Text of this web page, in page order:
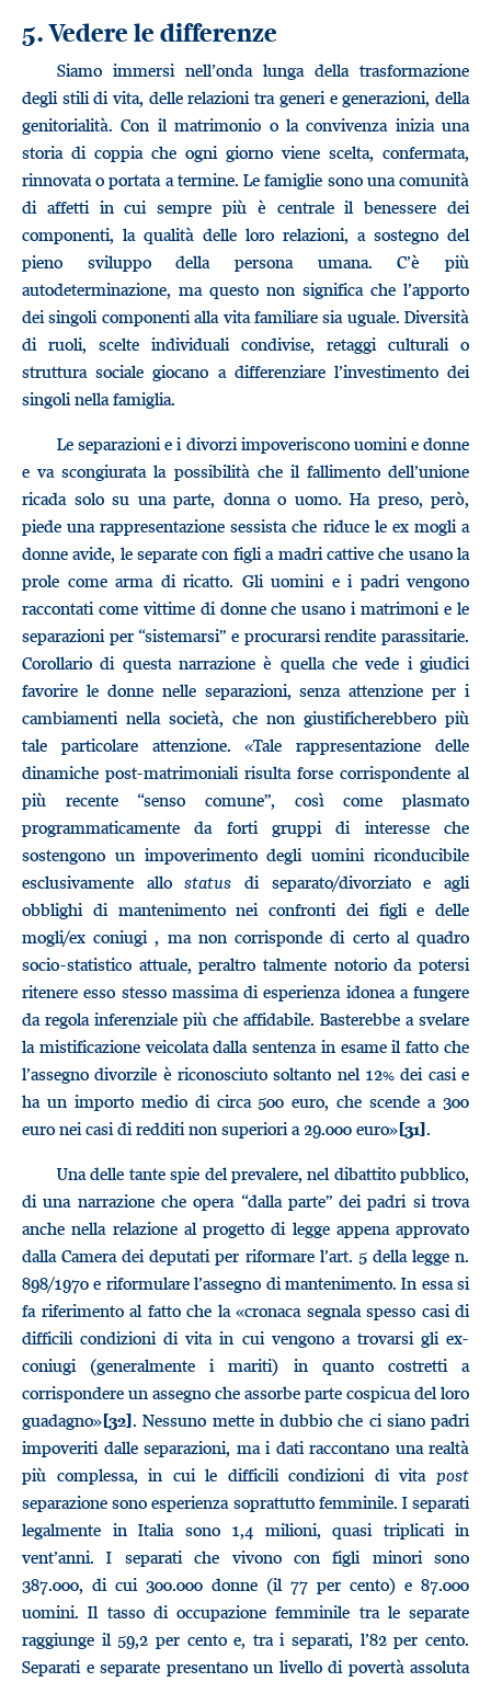
5. Vedere le differenze
Siamo immersi nell’onda lunga della trasformazione
degli stili di vita, delle relazioni tra generi e generazioni, della
genitorialità. Con il matrimonio o la convivenza inizia una
storia di coppia che ogni giorno viene scelta, confermata,
rinnovata o portata a termine. Le famiglie sono una comunità
di affetti in cui sempre più è centrale il benessere dei
componenti, la qualità delle loro relazioni, a sostegno del
pieno sviluppo della persona umana. C’è più
autodeterminazione, ma questo non significa che l’apporto
dei singoli componenti alla vita familiare sia uguale. Diversità
di ruoli, scelte individuali condivise, retaggi culturali o
struttura sociale giocano a differenziare l’investimento dei
singoli nella famiglia.
Le separazioni e i divorzi impoveriscono uomini e donne
e va scongiurata la possibilità che il fallimento dell’unione
ricada solo su una parte, donna o uomo. Ha preso, però,
piede una rappresentazione sessista che riduce le ex mogli a
donne avide, le separate con figli a madri cattive che usano la
prole come arma di ricatto. Gli uomini e i padri vengono
raccontati come vittime di donne che usano i matrimoni e le
separazioni per “sistemarsi” e procurarsi rendite parassitarie.
Corollario di questa narrazione è quella che vede i giudici
favorire le donne nelle separazioni, senza attenzione per i
cambiamenti nella società, che non giustificherebbero più
tale particolare attenzione. «Tale rappresentazione delle
dinamiche post-matrimoniali risulta forse corrispondente al
più recente “senso comune”, così come plasmato
programmaticamente da forti gruppi di interesse che
sostengono un impoverimento degli uomini riconducibile
esclusivamente allostatus di separato/divorziato e agli
obblighi di mantenimento nei confronti dei figli e delle
mogli/ex coniugi , ma non corrisponde di certo al quadro
socio-statistico attuale, peraltro talmente notorio da potersi
ritenere esso stesso massima di esperienza idonea a fungere
da regola inferenziale più che affidabile. Basterebbe a svelare
la mistificazione veicolata dalla sentenza in esame il fatto che
l’assegno divorzile è riconosciuto soltanto nel 12% dei casi e
ha un importo medio di circa 500 euro, che scende a 300
euro nei casi di redditi non superiori a 29.000 euro»[31].
Una delle tante spie del prevalere, nel dibattito pubblico,
di una narrazione che opera “dalla parte” dei padri si trova
anche nella relazione al progetto di legge appena approvato
dalla Camera dei deputati per riformare l’art. 5 della legge n.
898/1970 e riformulare l’assegno di mantenimento. In essa si
fa riferimento al fatto che la «cronaca segnala spesso casi di
difficili condizioni di vita in cui vengono a trovarsi gli ex-
coniugi (generalmente i mariti) in quanto costretti a
corrispondere un assegno che assorbe parte cospicua del loro
guadagno»[32]. Nessuno mette in dubbio che ci siano padri
impoveriti dalle separazioni, ma i dati raccontano una realtà
più complessa, in cui le difficili condizioni di vita post
separazione sono esperienza soprattutto femminile. I separati
legalmente in Italia sono 1,4 milioni, quasi triplicati in
vent’anni. I separati che vivono con figli minori sono
387.000, di cui 300.000 donne (il 77 per cento) e 87.000
uomini. Il tasso di occupazione femminile tra le separate
raggiunge il 59,2 per cento e, tra i separati, l’82 per cento.
Separati e separate presentano un livello di povertà assoluta